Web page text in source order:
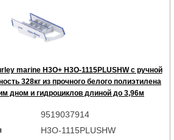
marine H3O+ H3O-1115PLUSHW с ручной
328кг из прочного белого полиэтилена
дном и гидроциклов длиной до 3,96м
9519037914
H3O-1115PLUSHW